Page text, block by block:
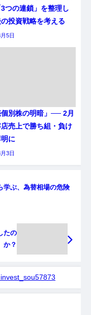
つの連鎖」を整理し
投資戦略を考える
5日
個別株の明暗」── 2月
売上で勝ち組・負け
に
3日
学ぶ、為替相場の危険
たの
か？